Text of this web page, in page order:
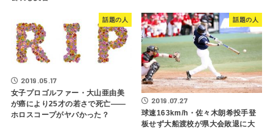
話題の人
2019.05.17
女子プロゴルファー・大山亜由美
が癌により25才の若さで死亡――
ホロスコープがヤバかった？
話題の人
2019.07.27
球速163km/h・佐々木朗希投手登
板せず大船渡校が県大会敗退に大